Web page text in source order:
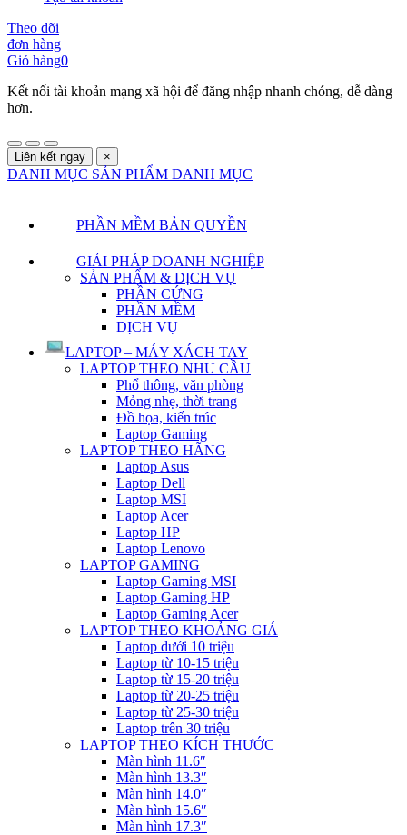
Theo dõi
đơn hàng
Giỏ hàng0
Kết nối tài khoản mạng xã hội để đăng nhập nhanh chóng, dễ dàng
hơn.
Liên kết ngay ×
DANH MỤC SẢN PHẨM DANH MỤC
PHẦN MỀM BẢN QUYỀN
GIẢI PHÁP DOANH NGHIỆP
SẢN PHẨM & DỊCH VỤ
PHẦN CỨNG
PHẦN MỀM
DỊCH VỤ
LAPTOP – MÁY XÁCH TAY
LAPTOP THEO NHU CẦU
Phổ thông, văn phòng
Mỏng nhẹ, thời trang
Đồ họa, kiến trúc
Laptop Gaming
LAPTOP THEO HÃNG
Laptop Asus
Laptop Dell
Laptop MSI
Laptop Acer
Laptop HP
Laptop Lenovo
LAPTOP GAMING
Laptop Gaming MSI
Laptop Gaming HP
Laptop Gaming Acer
LAPTOP THEO KHOẢNG GIÁ
Laptop dưới 10 triệu
Laptop từ 10-15 triệu
Laptop từ 15-20 triệu
Laptop từ 20-25 triệu
Laptop từ 25-30 triệu
Laptop trên 30 triệu
LAPTOP THEO KÍCH THƯỚC
Màn hình 11.6″
Màn hình 13.3″
Màn hình 14.0″
Màn hình 15.6″
Màn hình 17.3″